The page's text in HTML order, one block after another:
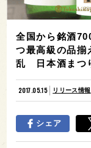
全国から銘酒
つ最高級の品
乱 日本酒まつ
2017.05.15 リリース情報
シェア